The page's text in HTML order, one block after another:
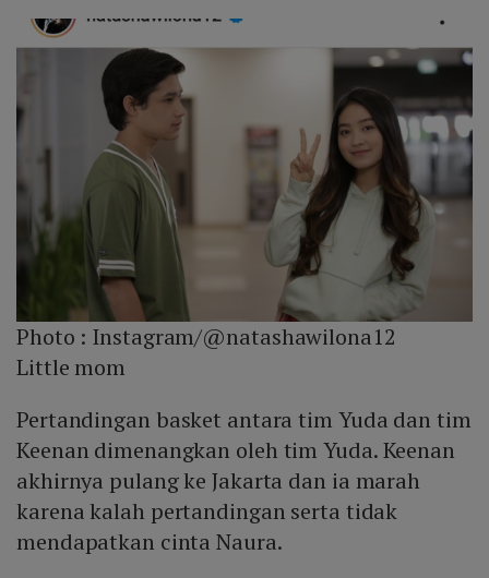
Photo : Instagram/@natashawilona12
Little mom
Pertandingan basket antara tim Yuda dan tim
Keenan dimenangkan oleh tim Yuda. Keenan
akhirnya pulang ke Jakarta dan ia marah
karena kalah pertandingan serta tidak
mendapatkan cinta Naura.